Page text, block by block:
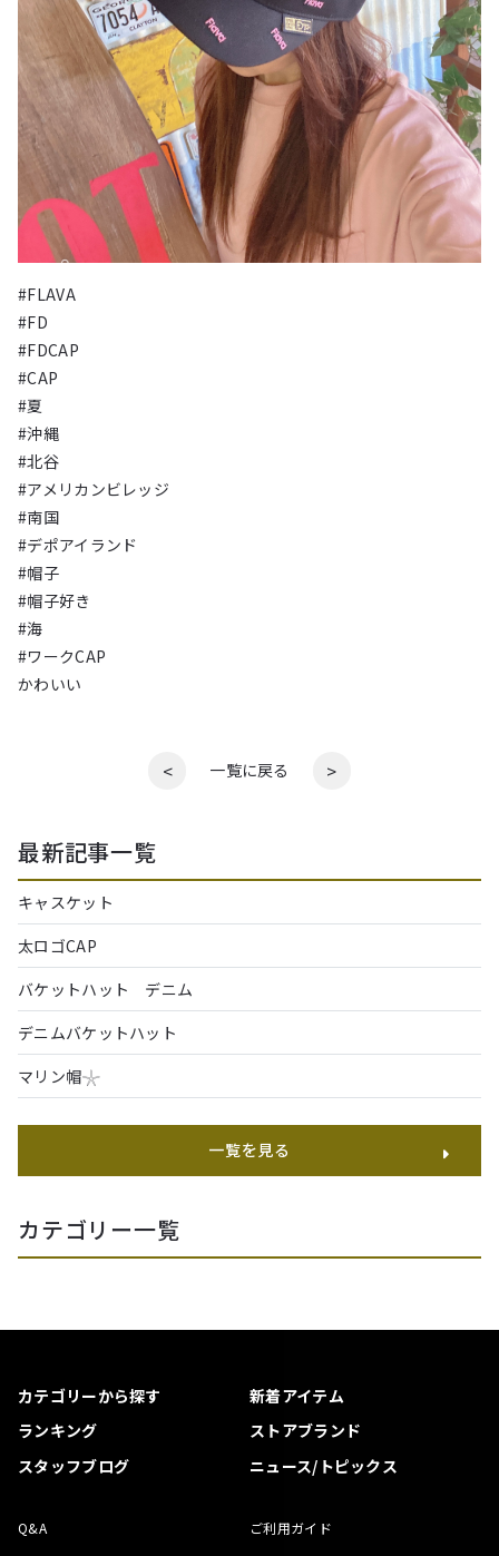
#FLAVA
#FD
#FDCAP
#CAP
#夏
#沖縄
#北谷
#アメリカンビレッジ
#南国
#デポアイランド
#帽子
#帽子好き
#海
#ワークCAP
かわいい
< 一覧に戻る >
最新記事一覧
キャスケット
太ロゴCAP
バケットハット デニム
デニムバケットハット
マリン帽𓇼
一覧を見る
カテゴリー一覧
カテゴリーから探す
新着アイテム
ランキング
ストアブランド
スタッフブログ
ニュース/トピックス
Q&A
ご利用ガイド